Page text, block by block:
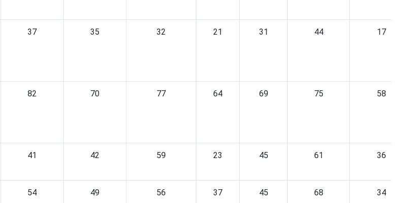
37 35 32 21 31 44 17
82 70 77 64 69 75 58
41 42 59 23 45 61 36
54 49 56 37 45 68 34